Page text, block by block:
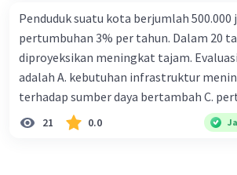
Penduduk suatu kota berjumlah 500.000
pertumbuhan 3% per tahun. Dalam 20
diproyeksikan meningkat tajam.
adalah A. kebutuhan infrastruktur
terhadap sumber daya bertambah C.
eksponensial berdampak jangka
memengaruhi tata ruang E. proyeksi
21 0.0